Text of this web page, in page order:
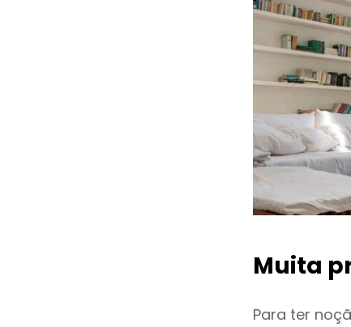
Muita
Para ter